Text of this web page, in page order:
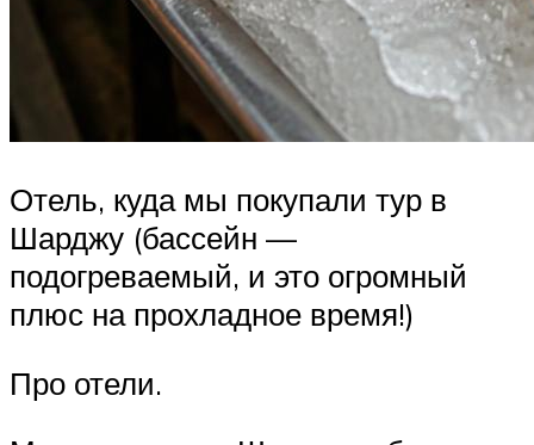
Отель, куда мы покупали тур в
Шарджу (бассейн —
подогреваемый, и это огромный
плюс на прохладное время!)
Про отели.